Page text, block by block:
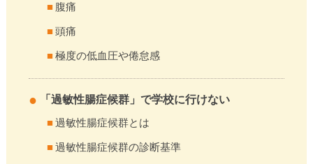
腹痛
頭痛
極度の低血圧や倦怠感
「過敏性腸症候群」で学校に行けない
過敏性腸症候群とは
過敏性腸症候群の診断基準